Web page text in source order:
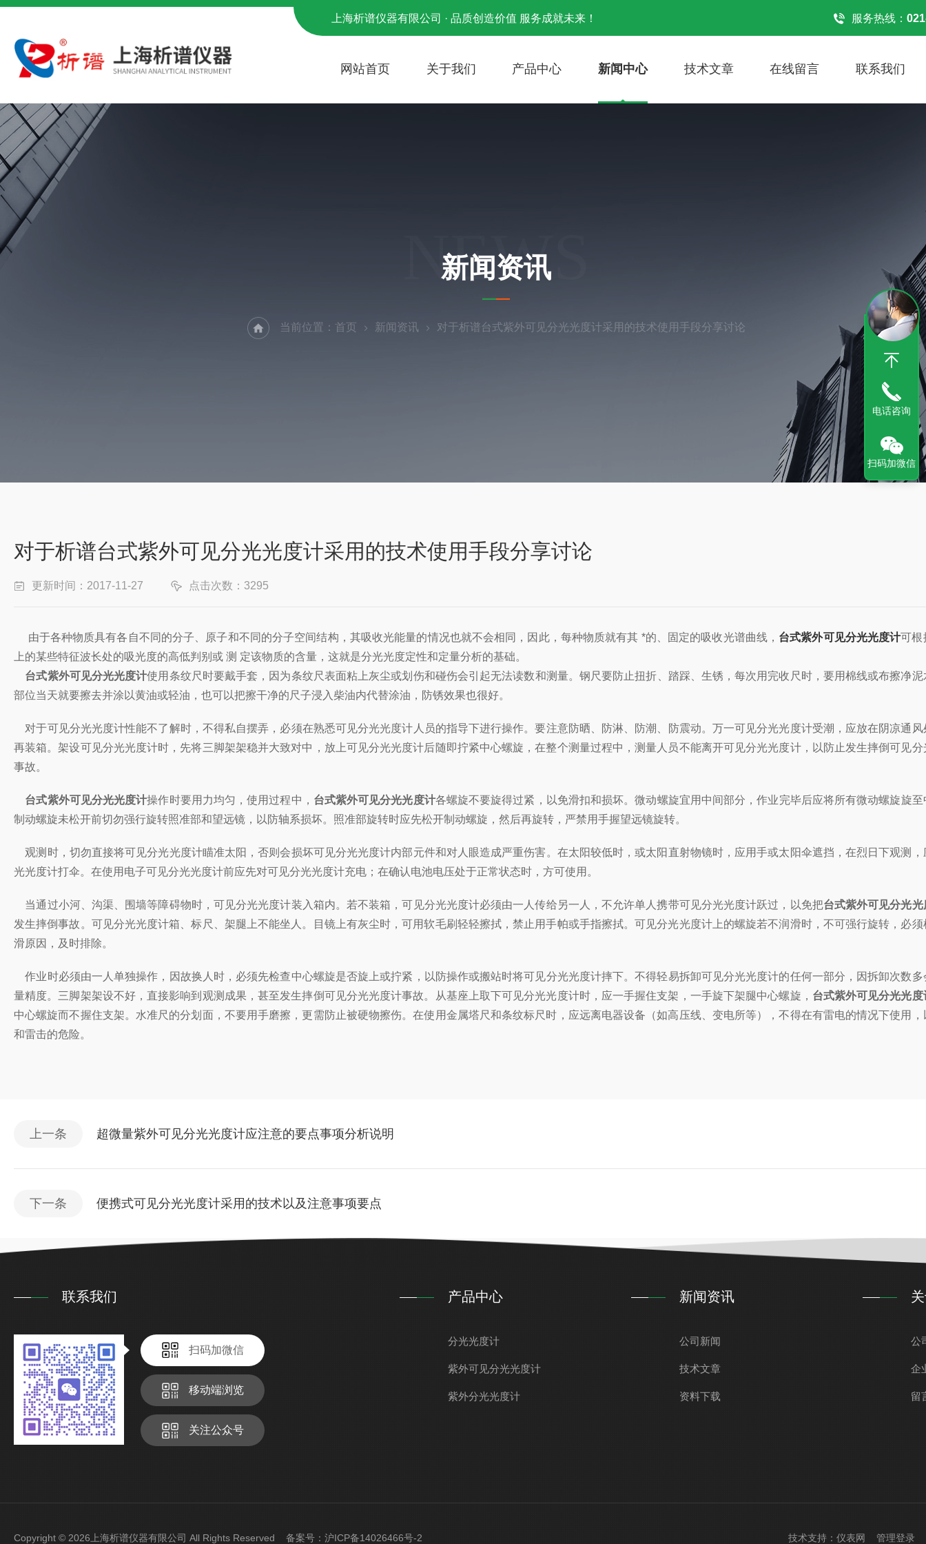
上海析谱仪器有限公司 · 品质创造价值 服务成就未来！ 服务热线：
网站首页 关于我们 产品中心 新闻中心 技术文章 在线留言 联系我们
NEWS
新闻资讯
当前位置： 首页 新闻资讯 对于析谱台式紫外可见分光光度计采用的技术使用手段分享讨论
对于析谱台式紫外可见分光光度计采用的技术使用手段分享讨论
更新时间：2017-11-27 点击次数：3295
由于各种物质具有各自不同的分子、原子和不同的分子空间结构，其吸收光能量的情况也就不会相同，因此，每种物质就有其 *的、固定的吸收光谱曲线， 台式紫外可见分光光度计可根
上的某些特征波长处的吸光度的高低判别或 测 定该物质的含量，这就是分光光度定性和定量分析的基础。
台式紫外可见分光光度计使用条纹尺时要戴手套，因为条纹尺表面粘上灰尘或划伤和碰伤会引起无法读数和测量。钢尺要防止扭折、踏踩、生锈，每次用完收尺时，要用棉线或布擦净泥
部位当天就要擦去并涂以黄油或轻油，也可以把擦干净的尺子浸入柴油内代替涂油，防锈效果也很好。
对于可见分光光度计性能不了解时，不得私自摆弄，必须在熟悉可见分光光度计人员的指导下进行操作。要注意防晒、防淋、防潮、防震动。万一可见分光光度计受潮，应放在阴凉通风
再装箱。架设可见分光光度计时，先将三脚架架稳并大致对中，放上可见分光光度计后随即拧紧中心螺旋，在整个测量过程中，测量人员不能离开可见分光光度计，以防止发生摔倒可见分
事故。
台式紫外可见分光光度计操作时要用力均匀，使用过程中， 台式紫外可见分光光度计各螺旋不要旋得过紧，以免滑扣和损坏。微动螺旋宜用中间部分，作业完毕后应将所有微动螺旋旋
制动螺旋未松开前切勿强行旋转照准部和望远镜，以防轴系损坏。照准部旋转时应先松开制动螺旋，然后再旋转，严禁用手握望远镜旋转。
观测时，切勿直接将可见分光光度计瞄准太阳，否则会损坏可见分光光度计内部元件和对人眼造成严重伤害。在太阳较低时，或太阳直射物镜时，应用手或太阳伞遮挡，在烈日下观测，
光光度计打伞。在使用电子可见分光光度计前应先对可见分光光度计充电；在确认电池电压处于正常状态时，方可使用。
当通过小河、沟渠、围墙等障碍物时，可见分光光度计装入箱内。若不装箱，可见分光光度计必须由一人传给另一人，不允许单人携带可见分光光度计跃过，以免把台式紫外可见分光光
发生摔倒事故。可见分光光度计箱、标尺、架腿上不能坐人。目镜上有灰尘时，可用软毛刷轻轻擦拭，禁止用手帕或手指擦拭。可见分光光度计上的螺旋若不润滑时，不可强行旋转，必
滑原因，及时排除。
作业时必须由一人单独操作，因故换人时，必须先检查中心螺旋是否旋上或拧紧，以防操作或搬站时将可见分光光度计摔下。不得轻易拆卸可见分光光度计的任何一部分，因拆卸次数多
量精度。三脚架架设不好，直接影响到观测成果，甚至发生摔倒可见分光光度计事故。从基座上取下可见分光光度计时，应一手握住支架，一手旋下架腿中心螺旋， 台式紫外可见分光光度
中心螺旋而不握住支架。水准尺的分划面，不要用手磨擦，更需防止被硬物擦伤。在使用金属塔尺和条纹标尺时，应远离电器设备（如高压线、变电所等），不得在有雷电的情况下使用
和雷击的危险。
上一条 超微量紫外可见分光光度计应注意的要点事项分析说明
下一条 便携式可见分光光度计采用的技术以及注意事项要点
联系我们
扫码加微信
移动端浏览
关注公众号
产品中心
分光光度计
紫外可见分光光度计
紫外分光光度计
新闻资讯
公司新闻
技术文章
资料下载
公
企
留
Copyright © 2026上海析谱仪器有限公司 All Rights Reserved 备案号： 沪ICP备14026466号-2 技术支持： 仪表网 管理登录
电话咨询
扫码加微信